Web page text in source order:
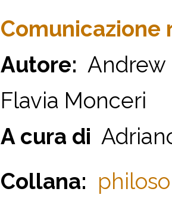
Autore: Andrew
Flavia Monceri
A cura di
Collana: